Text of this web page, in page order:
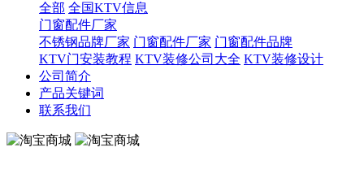
全部 全国KTV信息
门窗配件厂家
不锈钢品牌厂家 门窗配件厂家 门窗配件品牌
KTV门安装教程 KTV装修公司大全 KTV装修设计
公司简介
产品关键词
联系我们